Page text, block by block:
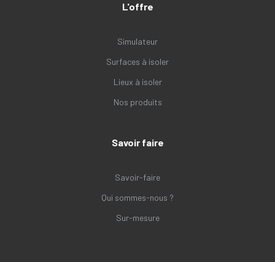
L'offre
Simulateur
Surfaces à isoler
Lieux à isoler
Nos produits
Savoir faire
Savoir-faire
Qui sommes-nous ?
Sur-mesure